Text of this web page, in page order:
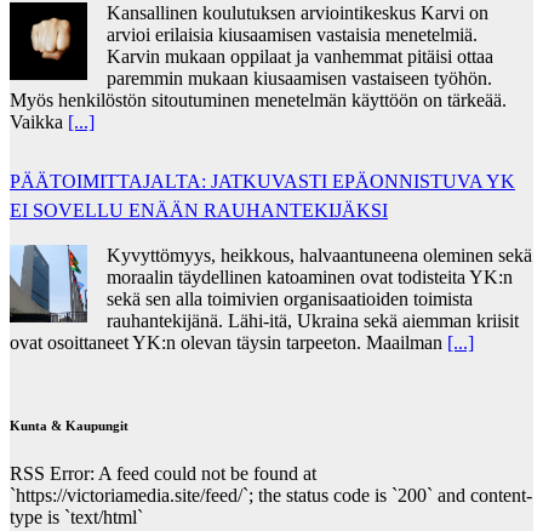
Kansallinen koulutuksen arviointikeskus Karvi on
arvioi erilaisia kiusaamisen vastaisia menetelmiä.
Karvin mukaan oppilaat ja vanhemmat pitäisi ottaa
paremmin mukaan kiusaamisen vastaiseen työhön.
Myös henkilöstön sitoutuminen menetelmän käyttöön on tärkeää.
Vaikka [...]
PÄÄTOIMITTAJALTA: JATKUVASTI EPÄONNISTUVA YK
EI SOVELLU ENÄÄN RAUHANTEKIJÄKSI
Kyvyttömyys, heikkous, halvaantuneena oleminen sekä
moraalin täydellinen katoaminen ovat todisteita YK:n
sekä sen alla toimivien organisaatioiden toimista
rauhantekijänä. Lähi-itä, Ukraina sekä aiemman kriisit
ovat osoittaneet YK:n olevan täysin tarpeeton. Maailman [...]
Kunta & Kaupungit
RSS Error: A feed could not be found at
`https://victoriamedia.site/feed/`; the status code is `200` and content-
type is `text/html`